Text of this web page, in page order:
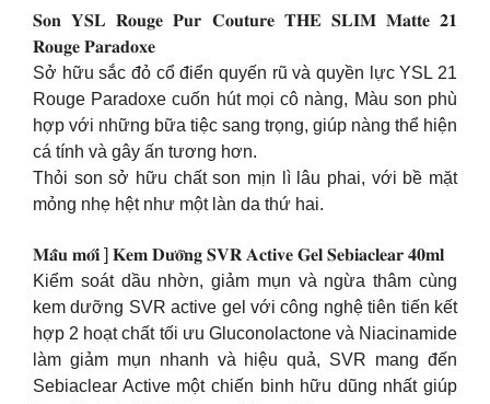
𝐒𝐨𝐧 𝐘𝐒𝐋 𝐑𝐨𝐮𝐠𝐞 𝐏𝐮𝐫 𝐂𝐨𝐮𝐭𝐮𝐫𝐞 𝐓𝐇𝐄 𝐒𝐋𝐈𝐌 𝐌𝐚𝐭𝐭𝐞 𝟐𝟏
𝐑𝐨𝐮𝐠𝐞 𝐏𝐚𝐫𝐚𝐝𝐨𝐱𝐞
Sở hữu sắc đỏ cổ điển quyến rũ và quyền lực YSL 21
Rouge Paradoxe cuốn hút mọi cô nàng, Màu son phù
hợp với những bữa tiệc sang trọng, giúp nàng thể hiện
cá tính và gây ấn tương hơn.
Thỏi son sở hữu chất son mịn lì lâu phai, với bề mặt
mỏng nhẹ hệt như một làn da thứ hai.
𝐌𝐚̂̃𝐮 𝐦𝐨̛́𝐢 ] 𝐊𝐞𝐦 𝐃𝐮̛𝐨̛̃𝐧𝐠 𝐒𝐕𝐑 𝐀𝐜𝐭𝐢𝐯𝐞 𝐆𝐞𝐥 𝐒𝐞𝐛𝐢𝐚𝐜𝐥𝐞𝐚𝐫 𝟒𝟎𝐦𝐥
Kiểm soát dầu nhờn, giảm mụn và ngừa thâm cùng
kem dưỡng SVR active gel với công nghệ tiên tiến kết
hợp 2 hoạt chất tối ưu Gluconolactone và Niacinamide
làm giảm mụn nhanh và hiệu quả, SVR mang đến
Sebiaclear Active một chiến binh hữu dũng nhất giúp